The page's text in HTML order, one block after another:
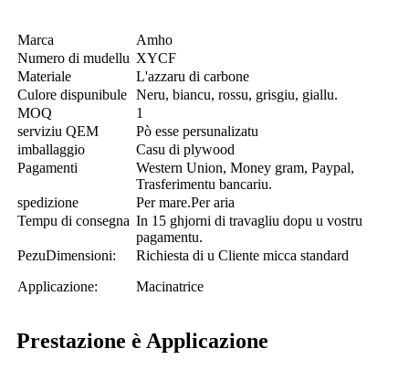
Marca
Amho
Numero di mudellu XYCF
Materiale
L'azzaru di carbone
Culore dispunibule Neru, biancu, rossu, grisgiu, giallu.
MOQ
1
serviziu QEM
Pò esse persunalizatu
imballaggio
Casu di plywood
Pagamenti
Western Union, Money gram, Paypal,
Trasferimentu bancariu.
spedizione
Per mare.Per aria
Tempu di consegna In 15 ghjorni di travagliu dopu u vostru
pagamentu.
PezuDimensioni:
Applicazione:
Richiesta di u Cliente micca standard
Macinatrice
Prestazione è Applicazione